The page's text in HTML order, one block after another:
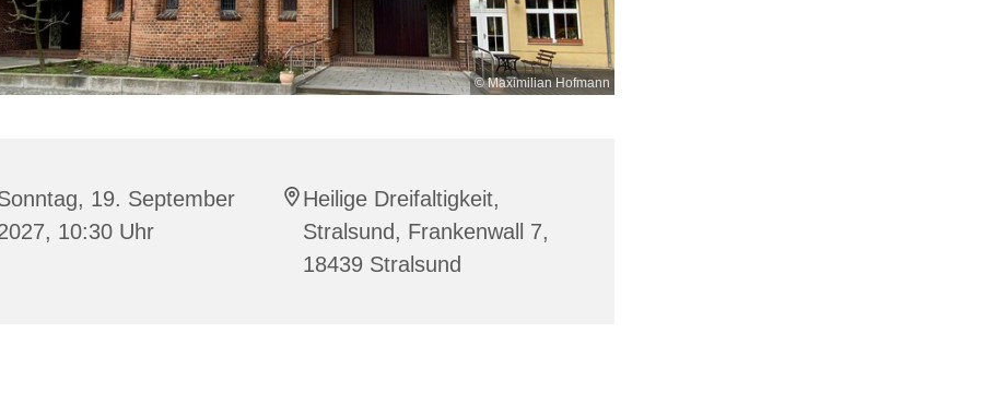
© Maximilian Hofmann
19. September
10:30 Uhr
Heilige Dreifaltigkeit,
Stralsund, Frankenwall 7,
18439 Stralsund